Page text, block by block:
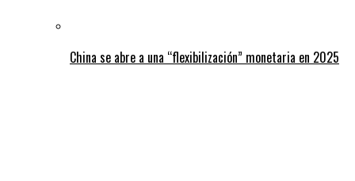
China se abre a una “flexibilización” monetaria en 2025